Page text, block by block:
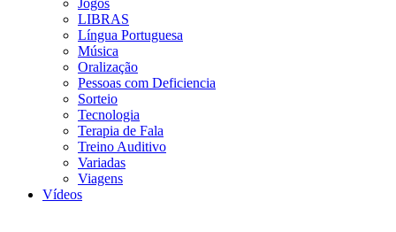
Jogos
LIBRAS
Língua Portuguesa
Música
Oralização
Pessoas com Deficiencia
Sorteio
Tecnologia
Terapia de Fala
Treino Auditivo
Variadas
Viagens
Vídeos